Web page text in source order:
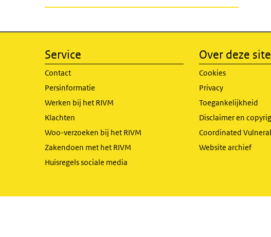
Service
Contact
Persinformatie
Werken bij het RIVM
Klachten
Woo-verzoeken bij het RIVM
Zakendoen met het RIVM
Huisregels sociale media
Over deze site
Cookies
Privacy
Toegankelijkheid
Disclaimer en
Coordinated
Website archief